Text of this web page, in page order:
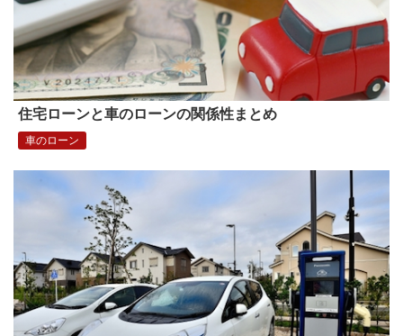
住宅ローンと車のローンの関係性まとめ
車のローン